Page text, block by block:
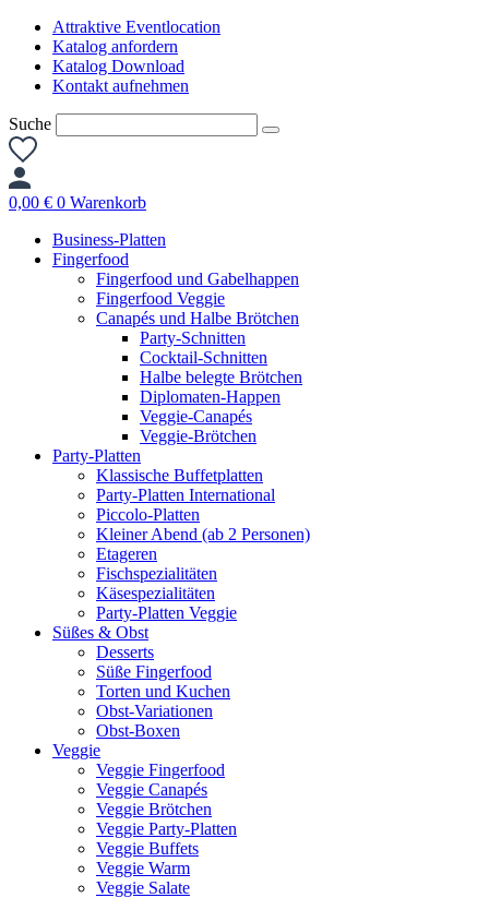
Zum
Inhalt
springen
Attraktive Eventlocation
Katalog anfordern
Katalog Download
Kontakt aufnehmen
Suche
0,00 € 0 Warenkorb
Business-Platten
Fingerfood
Fingerfood und Gabelhappen
Fingerfood Veggie
Canapés und Halbe Brötchen
Party-Schnitten
Cocktail-Schnitten
Halbe belegte Brötchen
Diplomaten-Happen
Veggie-Canapés
Veggie-Brötchen
Party-Platten
Klassische Buffetplatten
Party-Platten International
Piccolo-Platten
Kleiner Abend (ab 2 Personen)
Etageren
Fischspezialitäten
Käsespezialitäten
Party-Platten Veggie
Süßes & Obst
Desserts
Süße Fingerfood
Torten und Kuchen
Obst-Variationen
Obst-Boxen
Veggie
Veggie Fingerfood
Veggie Canapés
Veggie Brötchen
Veggie Party-Platten
Veggie Buffets
Veggie Warm
Veggie Salate